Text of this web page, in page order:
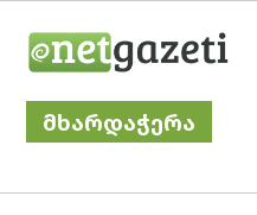
მხარდაჭერა